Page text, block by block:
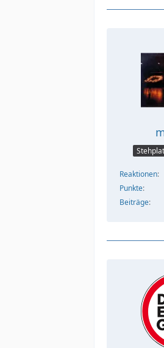
Reaktionen
Punkte
Beiträge